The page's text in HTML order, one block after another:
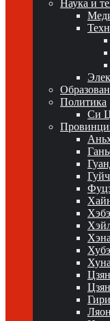
Наука и
Политика
Си